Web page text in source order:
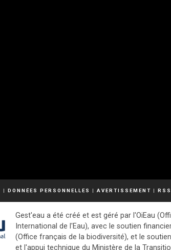
| DONNÉES PERSONNELLES | AVERTISSEMENT | RSS
Gest'eau a été créé et est géré par l'OiEau
International de l'Eau), avec le soutien
(Office français de la biodiversité), et le
et l'appui technique du Ministère de la